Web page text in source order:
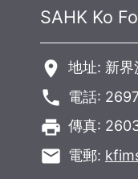
SAHK Ko
room 地址: 新
phone 電話:
local_printshop 傳真:
email 電郵: